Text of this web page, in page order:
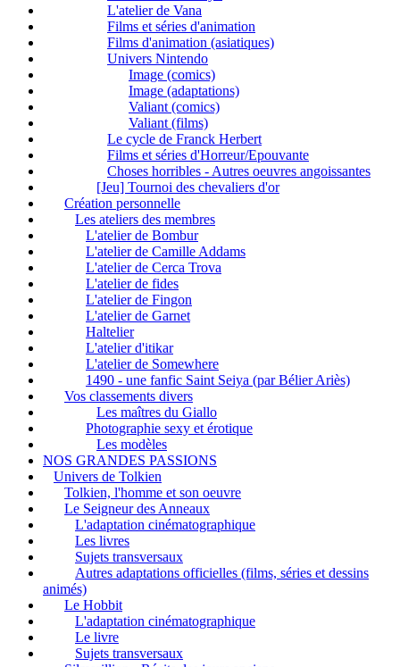
L'atelier de Vana
Films et séries d'animation
Films d'animation (asiatiques)
Univers Nintendo
Image (comics)
Image (adaptations)
Valiant (comics)
Valiant (films)
Le cycle de Franck Herbert
Films et séries d'Horreur/Epouvante
Choses horribles - Autres oeuvres angoissantes
[Jeu] Tournoi des chevaliers d'or
Création personnelle
Les ateliers des membres
L'atelier de Bombur
L'atelier de Camille Addams
L'atelier de Cerca Trova
L'atelier de fides
L'atelier de Fingon
L'atelier de Garnet
Haltelier
L'atelier d'itikar
L'atelier de Somewhere
1490 - une fanfic Saint Seiya (par Bélier Ariès)
Vos classements divers
Les maîtres du Giallo
Photographie sexy et érotique
Les modèles
NOS GRANDES PASSIONS
Univers de Tolkien
Tolkien, l'homme et son oeuvre
Le Seigneur des Anneaux
L'adaptation cinématographique
Les livres
Sujets transversaux
Autres adaptations officielles (films, séries et dessins
animés)
Le Hobbit
L'adaptation cinématographique
Le livre
Sujets transversaux